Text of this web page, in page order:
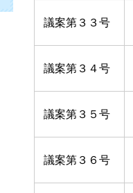
議案第３３号
議案第３４号
議案第３５号
議案第３６号